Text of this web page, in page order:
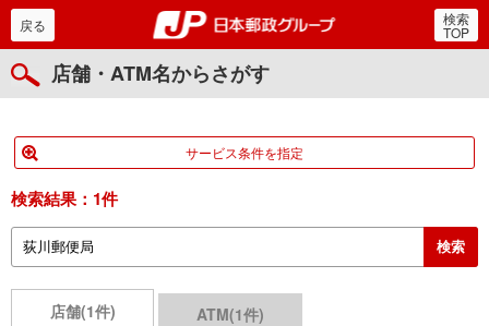
郵便局・日本郵政グルー
戻る 検索
TOP
店舗・ATM名からさがす
サービス条件を指定
検索結果： 1件
店舗(1件) ATM(1件)